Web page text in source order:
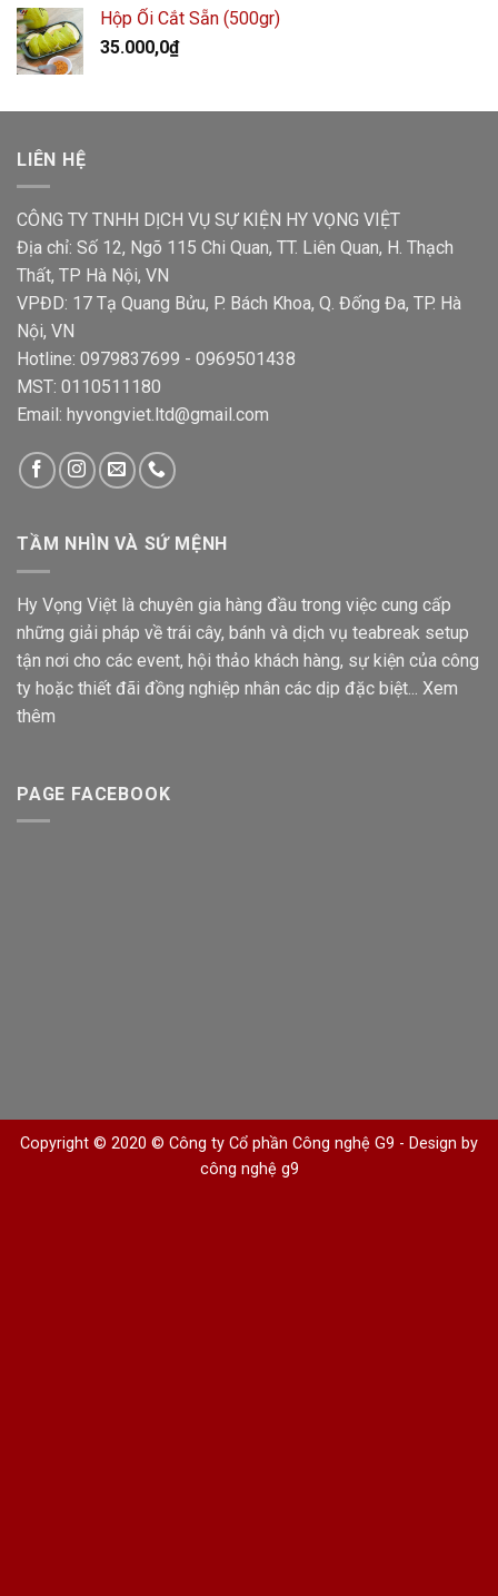
Hộp Ổi Cắt Sẵn (500gr)
35.000,0₫
LIÊN HỆ
CÔNG TY TNHH DỊCH VỤ SỰ KIỆN HY VỌNG VIỆT
Địa chỉ: Số 12, Ngõ 115 Chi Quan, TT. Liên Quan, H. Thạch
Thất, TP Hà Nội, VN
VPĐD: 17 Tạ Quang Bửu, P. Bách Khoa, Q. Đống Đa, TP. Hà
Nội, VN
Hotline: 0979837699 - 0969501438
MST: 0110511180
Email: hyvongviet.ltd@gmail.com
TẦM NHÌN VÀ SỨ MỆNH
Hy Vọng Việt là chuyên gia hàng đầu trong việc cung cấp
những giải pháp về trái cây, bánh và dịch vụ teabreak setup
tận nơi cho các event, hội thảo khách hàng, sự kiện của công
ty hoặc thiết đãi đồng nghiệp nhân các dịp đặc biệt... Xem
thêm
PAGE FACEBOOK
Copyright © 2020 © Công ty Cổ phần Công nghệ G9 - Design by
công nghệ g9